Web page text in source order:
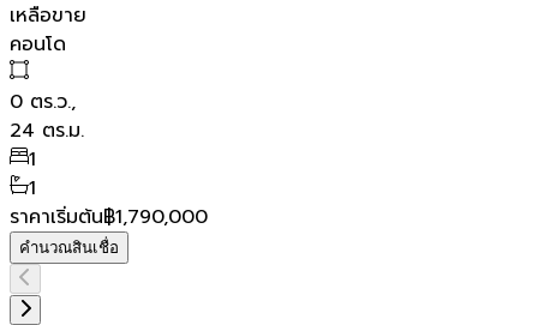
เหลือขาย
คอนโด
0 ตร.ว.,
24 ตร.ม.
1
1
ราคาเริ่มต้น฿1,790,000
คำนวณสินเชื่อ